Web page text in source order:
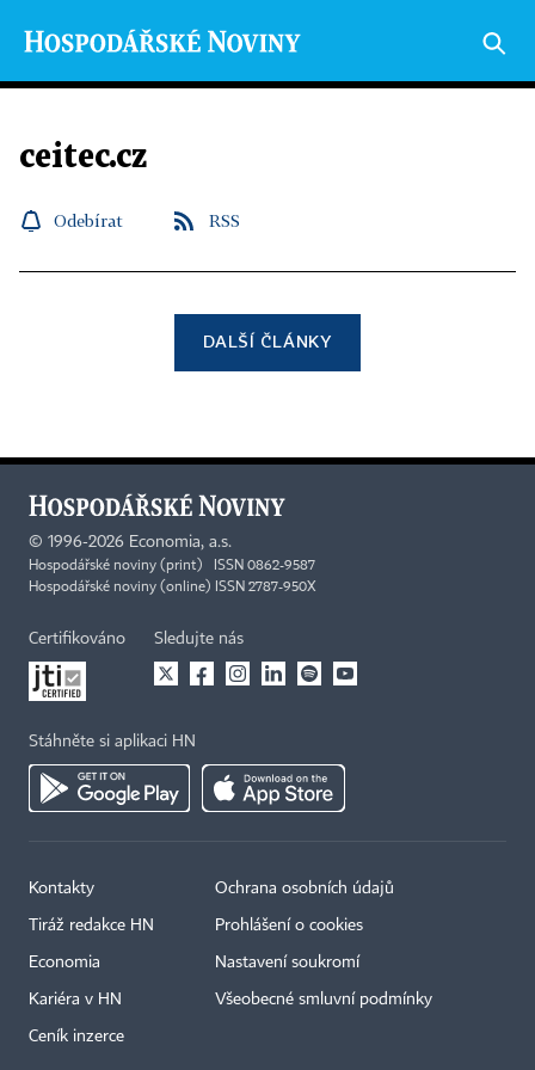
ceitec.cz
Odebírat RSS
DALŠÍ ČLÁNKY
© 1996-2026 Economia, a.s.
Hospodářské noviny (print) ISSN 0862-9587
Hospodářské noviny (online) ISSN 2787-950X
Certifikováno Sledujte nás
Stáhněte si aplikaci HN
Kontakty
Tiráž redakce HN
Economia
Kariéra v HN
Ceník inzerce
Ochrana osobních údajů
Prohlášení o cookies
Nastavení soukromí
Všeobecné smluvní podmínky